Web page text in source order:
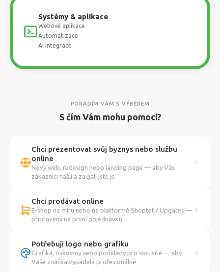
Systémy & aplikace
Webové aplikace
Automatizace
AI integrace
PORADÍM VÁM S VÝBĚREM
S čím Vám mohu pomoci?
Chci prezentovat svůj byznys nebo službu
online
Nový web, redesign nebo landing page — aby Vás
zákazníci našli a zaujali jste je
Chci prodávat online
E-shop na míru nebo na platformě Shoptet / Upgates —
připravený na první objednávku
Potřebuji logo nebo grafiku
Grafika, tiskoviny nebo podklady pro soc. sítě — aby
Vaše značka vypadala profesionálně